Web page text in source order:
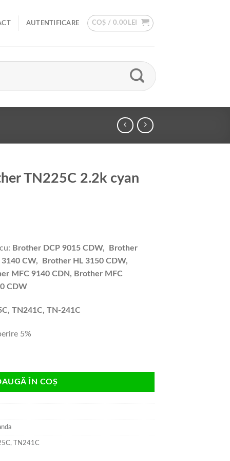
AUTENTIFICARE COȘ / 0.00 LEI
TN225C 2.2k cyan
Brother DCP 9015 CDW, Brother
CW, Brother HL 3150 CDW,
MFC 9140 CDN, Brother MFC
CDW
TN241C, TN-241C
5%
ÎN COȘ
, TN241C